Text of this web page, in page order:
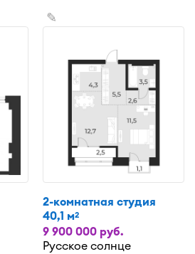
✎
2-комнатная студия
40,1 м2
9 900 000 руб.
Русское солнце